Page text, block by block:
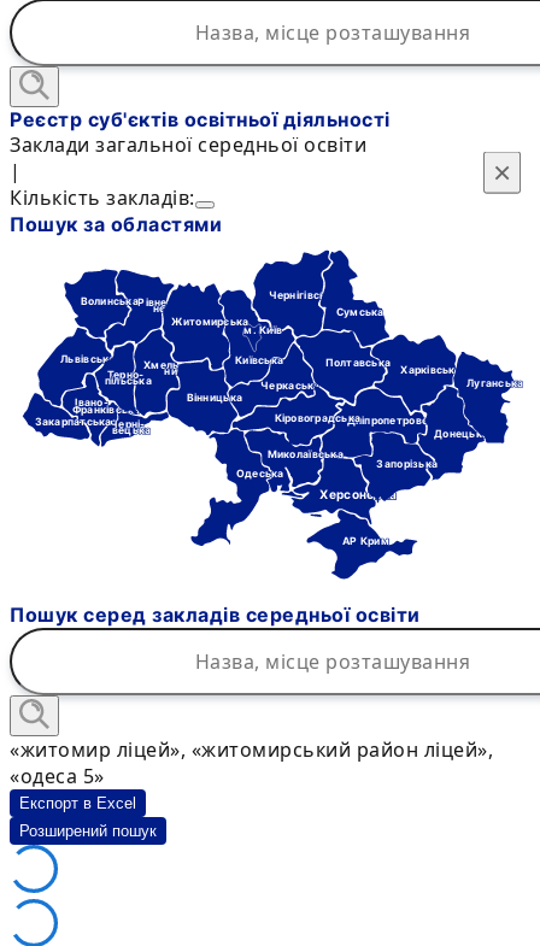
×
Реєстр суб'єктів освітньої діяльності
Заклади загальної середньої освіти
|
Кількість закладів:
Пошук за областями
Черкаська
Чернігівська
Черні-
вецька
Дніпропетровська
Донецька
Івано-
Франківська
Харківська
Херсонська
Хмель-
ницька
Кіровоградська
АР Крим
Київська
м. Київ
Луганська
Львівська
Миколаївська
Одеська
Полтавська
Рівне-
нська Сумська
Терно-
пільська
Вінницька
Волинська
Закарпатська
Запорізька
Житомирська
Пошук серед закладів середньої освіти
×
«житомир ліцей», «житомирський район ліцей»,
«одеса 5»
Експорт в Excel
Розширений пошук